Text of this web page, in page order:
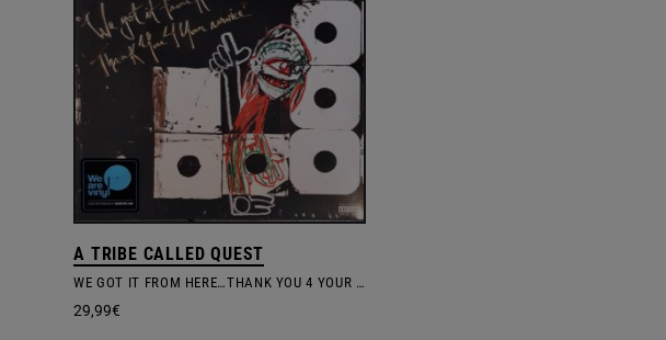
A TRIBE CALLED QUEST
WE GOT IT FROM HERE…THANK YOU 4 YOUR SERVICE
29,99€